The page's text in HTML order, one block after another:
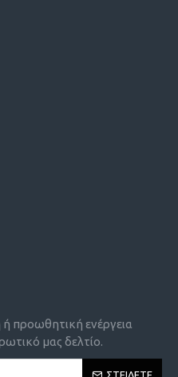
προωθητική ενέργεια
μας δελτίο.
ΣΤΕΊΛΕΤΕ